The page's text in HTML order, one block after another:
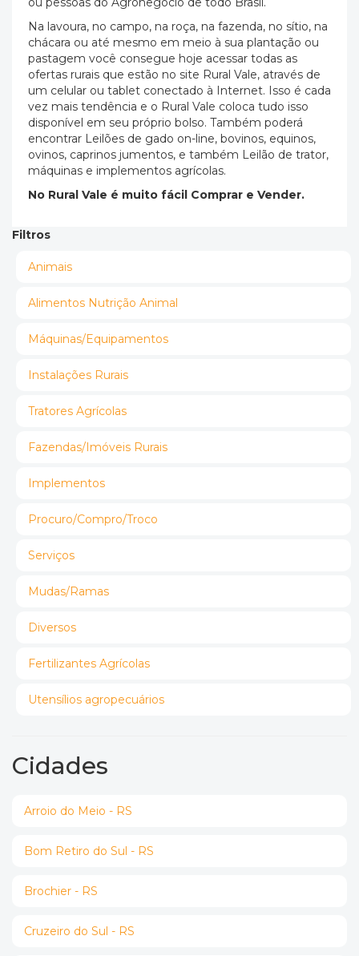
Na lavoura, no campo, na roça, na fazenda, no sítio, na
chácara ou até mesmo em meio à sua plantação ou
pastagem você consegue hoje acessar todas as
ofertas rurais que estão no site Rural Vale, através de
um celular ou tablet conectado à Internet. Isso é cada
vez mais tendência e o Rural Vale coloca tudo isso
disponível em seu próprio bolso. Também poderá
encontrar Leilões de gado on-line, bovinos, equinos,
ovinos, caprinos jumentos, e também Leilão de trator,
máquinas e implementos agrícolas.
No Rural Vale é muito fácil Comprar e Vender.
Filtros
Animais
Alimentos Nutrição Animal
Máquinas/Equipamentos
Instalações Rurais
Tratores Agrícolas
Fazendas/Imóveis Rurais
Implementos
Procuro/Compro/Troco
Serviços
Mudas/Ramas
Diversos
Fertilizantes Agrícolas
Utensílios agropecuários
Cidades
Arroio do Meio - RS
Bom Retiro do Sul - RS
Brochier - RS
Cruzeiro do Sul - RS